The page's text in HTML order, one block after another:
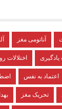
آناتومی مغز
اختلالات یادگیری
اعتماد به نفس
تحریک مغز